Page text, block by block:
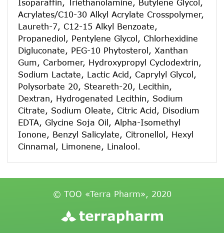
Isoparaffin, Triethanolamine, Butylene Glycol,
Acrylates/C10-30 Alkyl Acrylate Crosspolymer,
Laureth-7, C12-15 Alkyl Benzoate,
Propanediol, Pentylene Glycol, Chlorhexidine
Digluconate, PEG-10 Phytosterol, Xanthan
Gum, Carbomer, Hydroxypropyl Cyclodextrin,
Sodium Lactate, Lactic Acid, Caprylyl Glycol,
Polysorbate 20, Steareth-20, Lecithin,
Dextran, Hydrogenated Lecithin, Sodium
Citrate, Sodium Oleate, Citric Acid, Disodium
EDTA, Glycine Soja Oil, Alpha-Isomethyl
Ionone, Benzyl Salicylate, Citronellol, Hexyl
Cinnamal, Limonene, Linalool.
© ТОО «Terra Pharm», 2020